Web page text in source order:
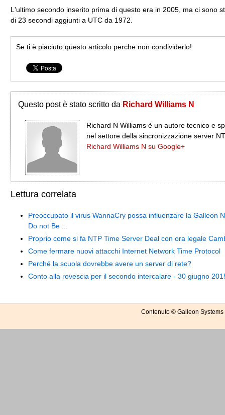
L'ultimo secondo inserito prima di questo era in 2005, ma ci sono
di 23 secondi aggiunti a UTC da 1972.
Se ti è piaciuto questo articolo perche non condividerlo!
Questo post è stato scritto da Richard Williams N
Richard N Williams è un autore tecnico e
nel settore della sincronizzazione server
Richard Williams N su Google+
Lettura correlata
Preoccupato il virus WannaCry possa influenzare la Galleon
Do not Be ...
Proprio come si fa NTP Time Server Deal con ora legale
Come fermare nuovi attacchi Internet Network Time Protocol
Perché la scuola dovrebbe avere un server di rete?
Conto alla rovescia per il secondo intercalare - 30 giugno
Contenuto © Galleon Systems